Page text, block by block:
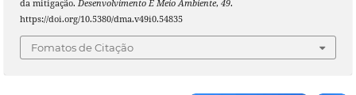
da mitigação. Desenvolvimento E Meio Ambiente, 49.
https://doi.org/10.5380/dma.v49i0.54835
Fomatos de Citação